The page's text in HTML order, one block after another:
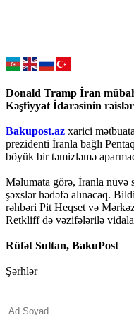
Donald Tramp İran
Kəşfiyyat İdarəsinin
Bakupost.az xarici
prezidenti İranla bağlı
böyük bir təmizləmə
Məlumata görə, İranla nüvə
şəxslər hədəfə alınacaq.
rəhbəri Pit Heqset və
Retkliff də vəzifələrilə
Rüfət Sultan, BakuPost
Şərhlər